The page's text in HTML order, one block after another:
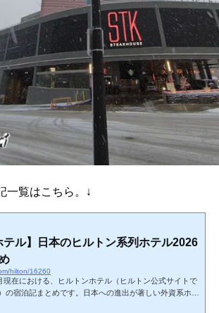
一覧はこちら。↓
テル】日本のヒルトン系列ホテル2026
hilton/16260
現在における、ヒルトンホテル（ヒルトン公式サイトで
の宿泊記まとめです。日本への進出が著しい外資系ホテ